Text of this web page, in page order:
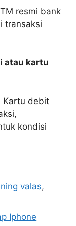
resmi bank
transaksi
atau kartu
Kartu debit
kondisi
valas,
Iphone